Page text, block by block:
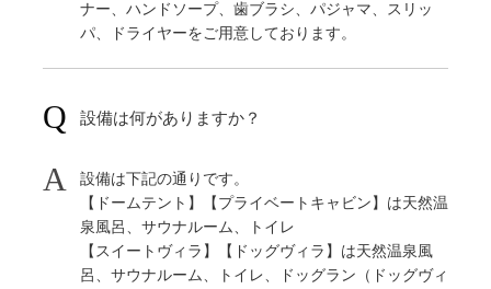
ナー、ハンドソープ、歯ブラシ、パジャマ、スリッ
パ、ドライヤーをご用意しております。
設備は何がありますか？
設備は下記の通りです。
【ドームテント】【プライベートキャビン】は天然温
泉風呂、サウナルーム、トイレ
【スイートヴィラ】【ドッグヴィラ】は天然温泉風
呂、サウナルーム、トイレ、ドッグラン（ドッグヴィ